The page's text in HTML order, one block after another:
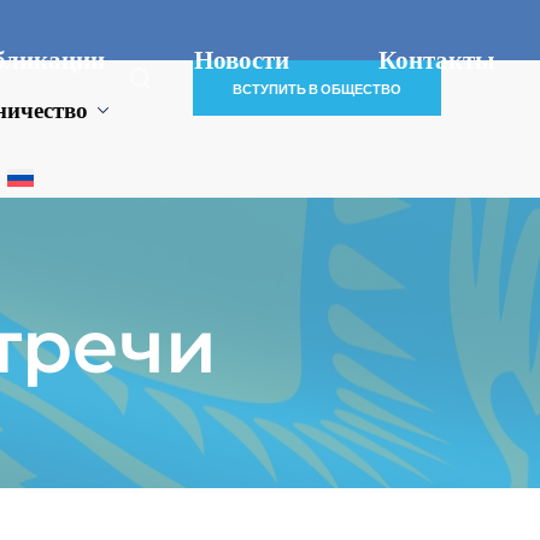
Новости Контакты
ВСТУПИТЬ В ОБЩЕСТВО